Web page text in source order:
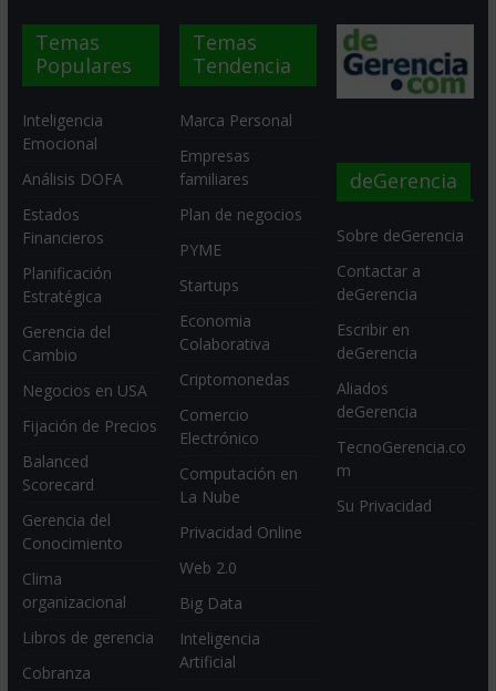
Temas
Populares
Inteligencia
Emocional
Análisis DOFA
Estados
Financieros
Planificación
Estratégica
Gerencia del
Cambio
Negocios en USA
Fijación de Precios
Balanced
Scorecard
Gerencia del
Conocimiento
Clima
organizacional
Libros de gerencia
Cobranza
Temas
Tendencia
Marca Personal
Empresas
familiares
Plan de negocios
PYME
Startups
Economia
Colaborativa
Criptomonedas
Comercio
Electrónico
Computación en
La Nube
Privacidad Online
Web 2.0
Big Data
Inteligencia
Artificial
deGerencia
Sobre deGerencia
Contactar a
deGerencia
Escribir en
deGerencia
Aliados
deGerencia
TecnoGerencia.co
m
Su Privacidad